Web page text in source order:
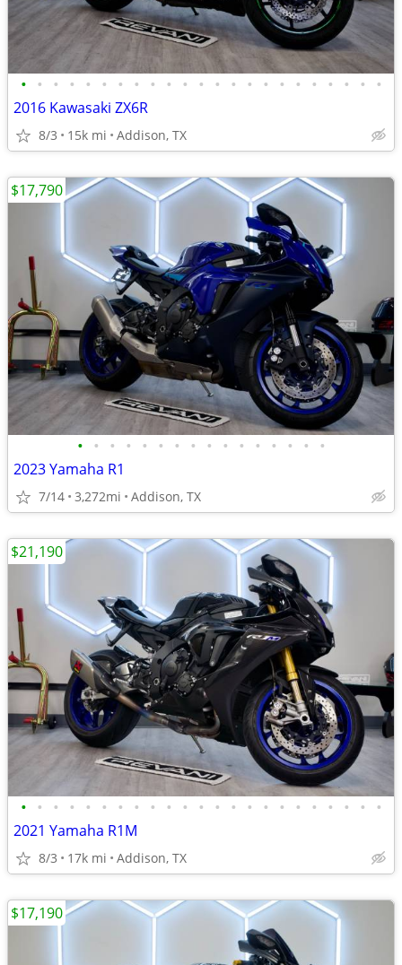
• • • • • • • • • • • • • • • • • • • • • • •
2016 Kawasaki ZX6R
8/3 15k mi Addison, TX
• • • • • • • • • • • • • • • •
2023 Yamaha R1
7/14 3,272mi Addison, TX
$17,790
• • • • • • • • • • • • • • • • • • • • • • •
2021 Yamaha R1M
8/3 17k mi Addison, TX
$21,190
$17,190